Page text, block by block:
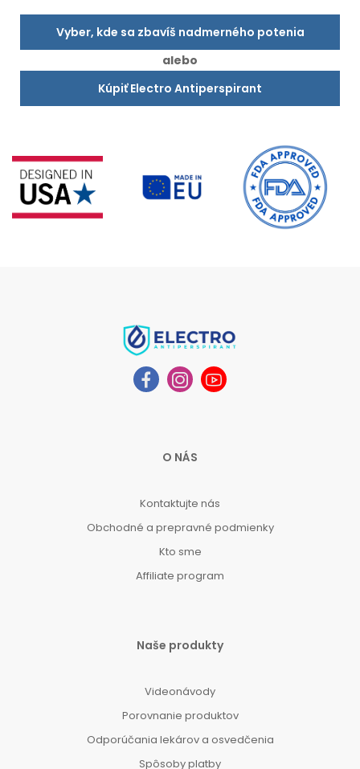
Vyber, kde sa zbavíš nadmerného potenia
alebo
Kúpiť Electro Antiperspirant
O NÁS
Kontaktujte nás
Obchodné a prepravné podmienky
Kto sme
Affiliate program
Naše produkty
Videonávody
Porovnanie produktov
Odporúčania lekárov a osvedčenia
Spôsoby platby